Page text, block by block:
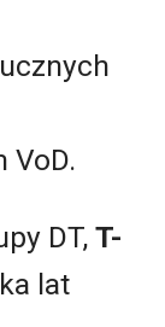
VoD.
DT, T-
lat